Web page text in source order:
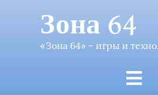
Зона 64
«Зона 64» – игры и